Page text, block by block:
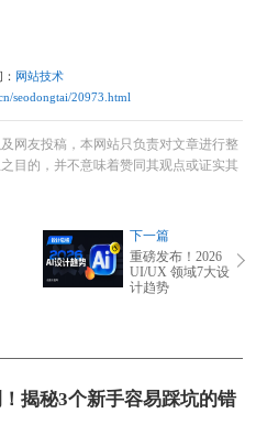
网站技术
seodongtai/20973.html
网友投稿，本网站只负责对文章进行整
目的，并不意味着赞同其观点或证实其
下一篇
重磅发布！2026
UI/UX 领域7大设
计趋势
揭秘3个新手容易踩坑的错